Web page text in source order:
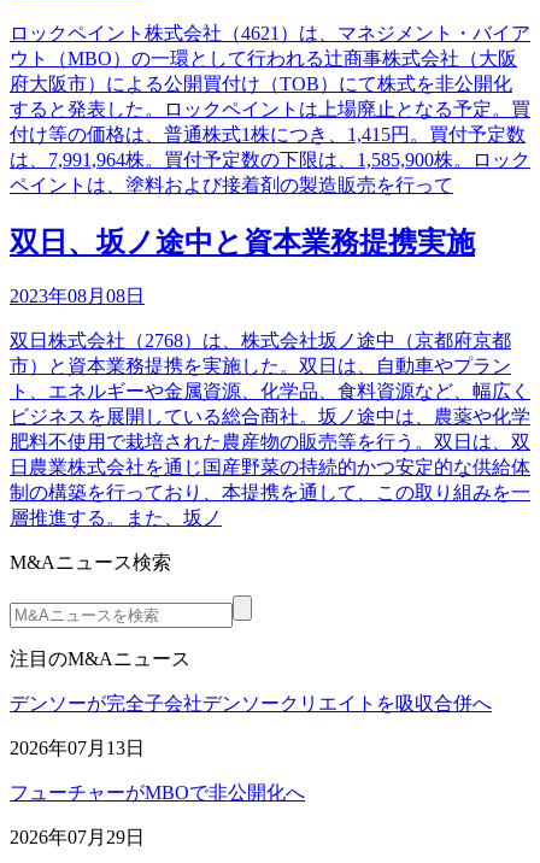
ロックペイント株式会社（4621）は、マネジメント・バイア
ウト（MBO）の一環として行われる辻商事株式会社（大阪
府大阪市）による公開買付け（TOB）にて株式を非公開化
すると発表した。ロックペイントは上場廃止となる予定。買
付け等の価格は、普通株式1株につき、1,415円。買付予定数
は、7,991,964株。買付予定数の下限は、1,585,900株。ロック
ペイントは、塗料および接着剤の製造販売を行って
双日、坂ノ途中と資本業務提携実施
2023年08月08日
双日株式会社（2768）は、株式会社坂ノ途中（京都府京都
市）と資本業務提携を実施した。双日は、自動車やプラン
ト、エネルギーや金属資源、化学品、食料資源など、幅広く
ビジネスを展開している総合商社。坂ノ途中は、農薬や化学
肥料不使用で栽培された農産物の販売等を行う。双日は、双
日農業株式会社を通じ国産野菜の持続的かつ安定的な供給体
制の構築を行っており、本提携を通して、この取り組みを一
層推進する。また、坂ノ
M&Aニュース検索
注目のM&Aニュース
デンソーが完全子会社デンソークリエイトを吸収合併へ
2026年07月13日
フューチャーがMBOで非公開化へ
2026年07月29日